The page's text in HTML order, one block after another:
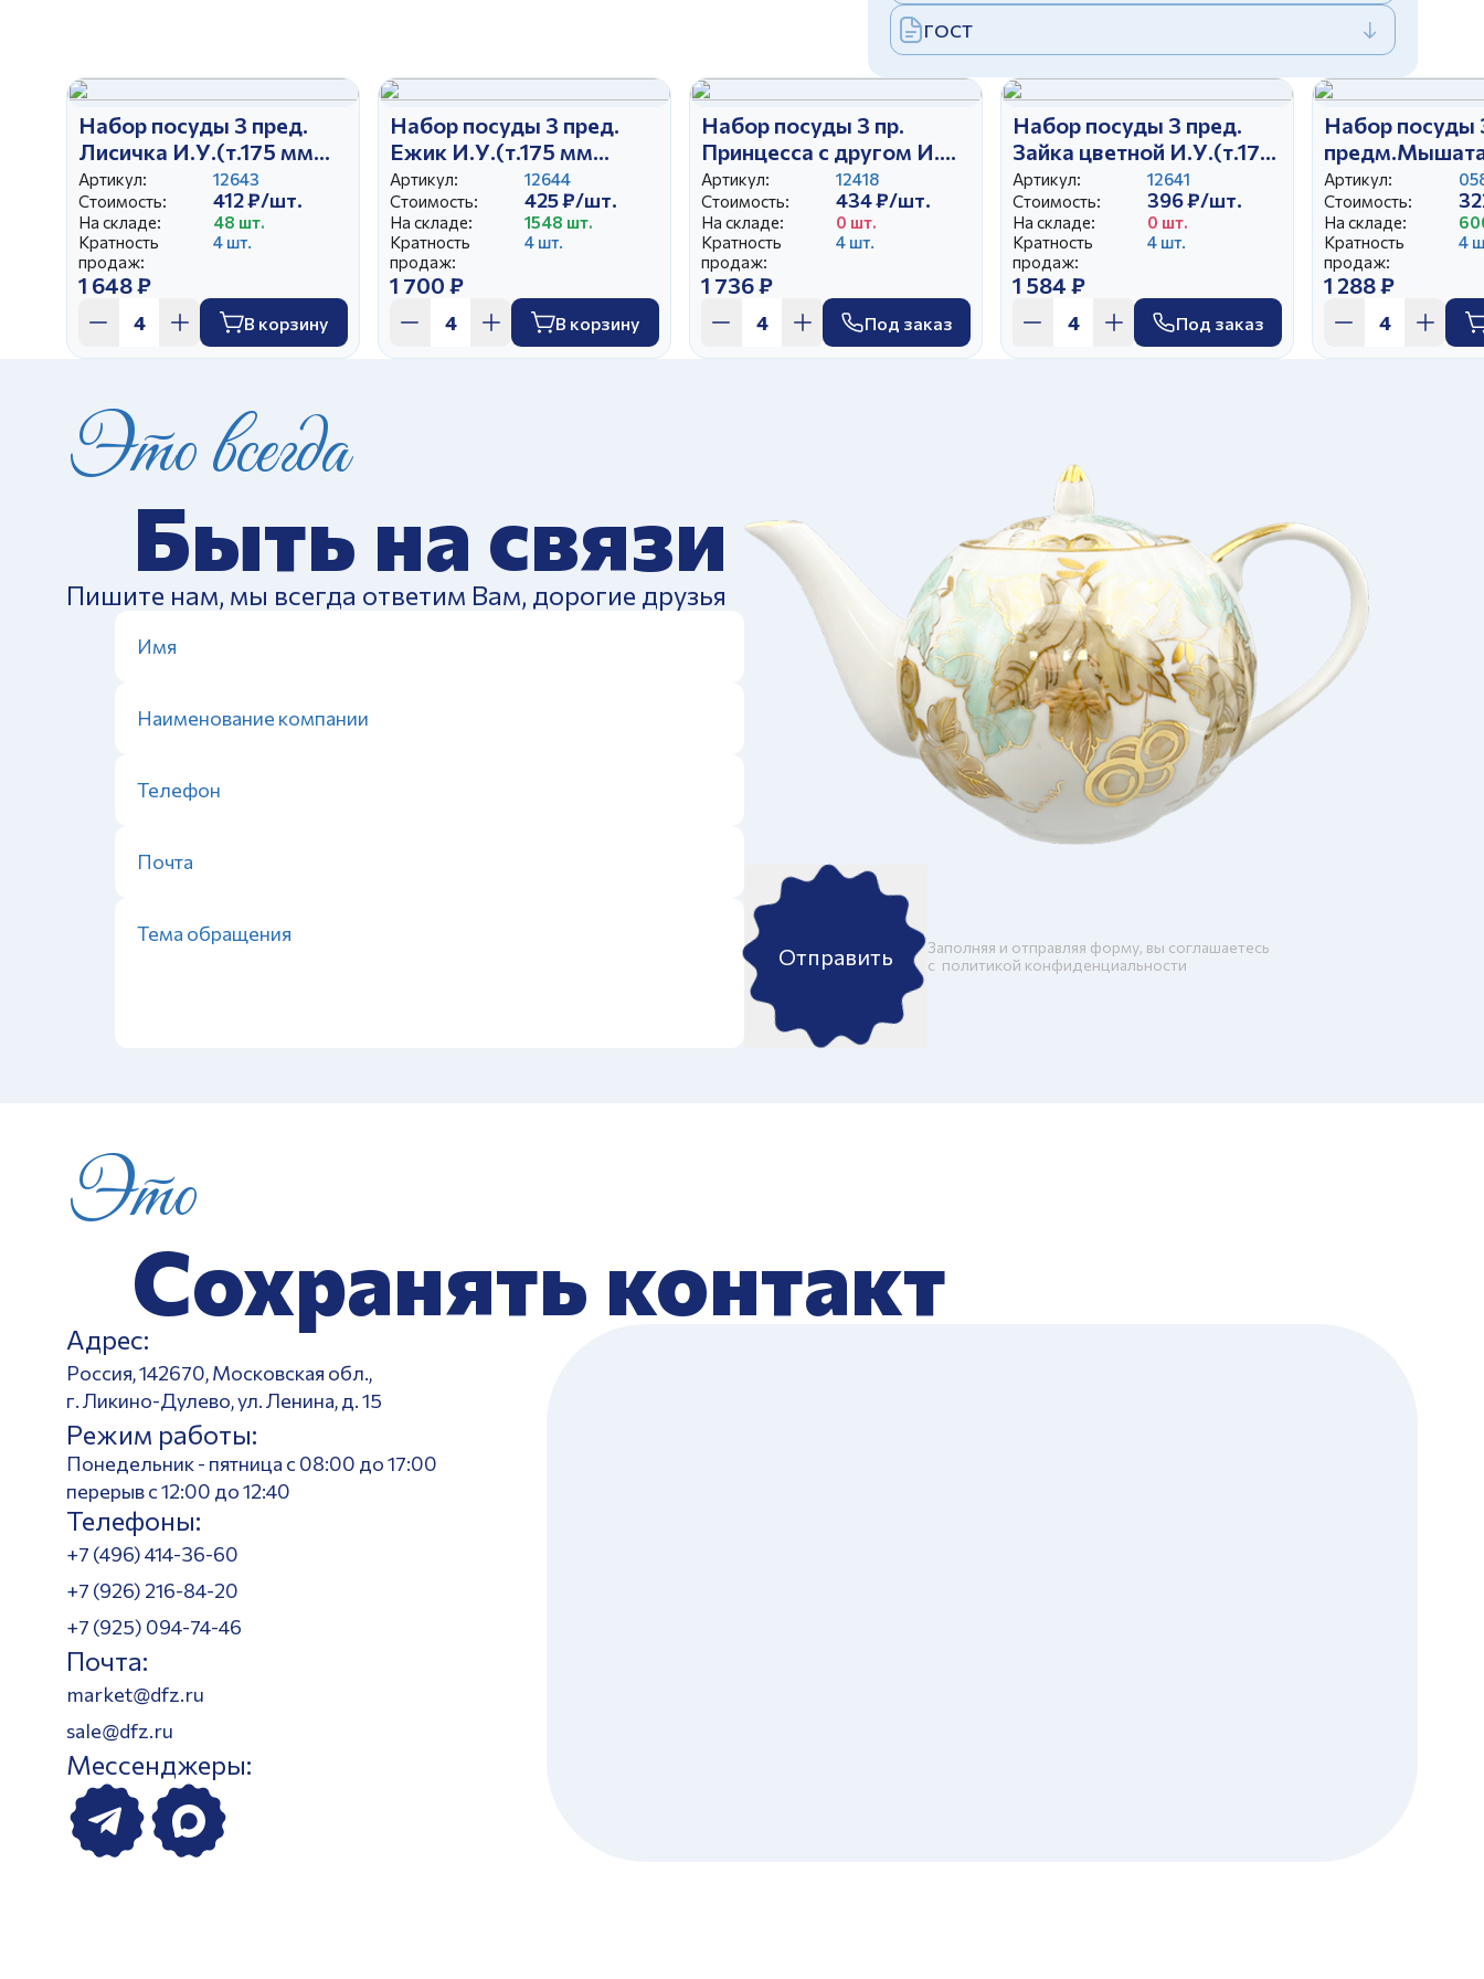
ГОСТ
Набор посуды 3 пред.
Лисичка И.У.(т.175 мм
глад,,сал круг.360
мл,кр.210 мл Глория), ,
Артикул:
12643
Стоимость:
412 ₽/шт.
На складе:
48 шт.
Кратность
продаж:
4 шт.
1 648 ₽
В корзину
Набор посуды 3 пред.
Ежик И.У.(т.175 мм
глад,,сал круг.360
мл,кр.210 мл Глория), ,
Артикул:
12644
Стоимость:
425 ₽/шт.
На складе:
1548 шт.
Кратность
продаж:
4 шт.
1 700 ₽
В корзину
Набор посуды 3 пр.
Принцесса с другом И.У.
(т 175мм гл кр,сал 360мм
круг,круж 210 мл
Глория), ,
Артикул:
12418
Стоимость:
434 ₽/шт.
На складе:
0 шт.
Кратность
продаж:
4 шт.
1 736 ₽
Под заказ
Набор посуды 3 пред.
Зайка цветной И.У.(т.175
мм глад,,сал круг.360
мл,кр.210 мл Глория), ,
Артикул:
12641
Стоимость:
396 ₽/шт.
На складе:
0 шт.
Кратность
продаж:
4 шт.
1 584 ₽
Под заказ
Набор посуды
мел., тар
р), ,
Артикул:
Стоимость:
На складе:
Кратность
продаж:
4
1 288 ₽
Это всегда
Быть на связи
Пишите нам, мы всегда ответим Вам, дорогие друзья
Отправить
Заполняя и отправляя форму, вы соглашаетесь
c политикой конфиденциальности
Это
Сохранять контакт
Адрес:
Россия, 142670, Московская обл.,
г. Ликино-Дулево, ул. Ленина, д. 15
Режим работы:
Понедельник - пятница с 08:00 до 17:00
перерыв с 12:00 до 12:40
Телефоны:
+7 (496) 414-36-60
+7 (926) 216-84-20
+7 (925) 094-74-46
Почта:
market@dfz.ru
sale@dfz.ru
Мессенджеры: